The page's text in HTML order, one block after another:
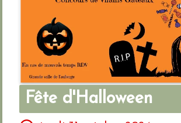
Fête d'Halloween